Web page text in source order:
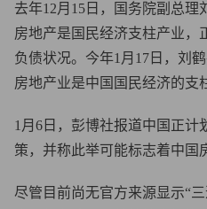
去年12月15日，国务院副总理
房地产是国民经济支柱产业，
负债状况。今年1月17日，刘
房地产业是中国国民经济的支
1月6日，彭博社报道中国正计
策，并称此举可能标志着中国
尽管目前尚无官方来源显示“